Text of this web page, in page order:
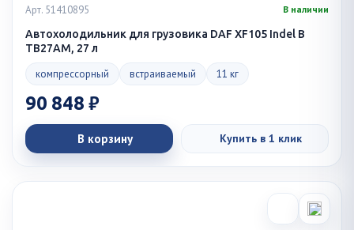
Арт. 51410895 В наличии
Автохолодильник для грузовика DAF XF105 Indel B
TB27AM, 27 л
компрессорный встраиваемый 11 кг
90 848 ₽
В корзину Купить в 1 клик